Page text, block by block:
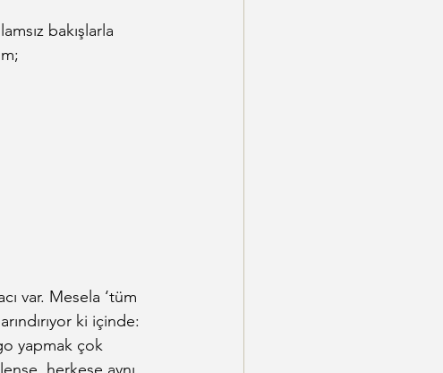
bakışlarla
var. Mesela ‘tüm
ki içinde:
yapmak çok